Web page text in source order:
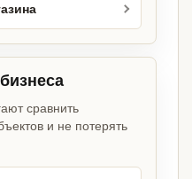
сравнить
и не потерять